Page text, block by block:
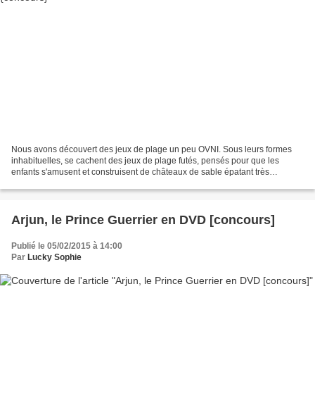
Nous avons découvert des jeux de plage un peu OVNI. Sous leurs formes
inhabituelles, se cachent des jeux de plage futés, pensés pour que les
enfants s'amusent et construisent de châteaux de sable épatant très
Arjun, le Prince Guerrier en DVD [concours]
Publié le 05/02/2015 à 14:00
Par Lucky Sophie